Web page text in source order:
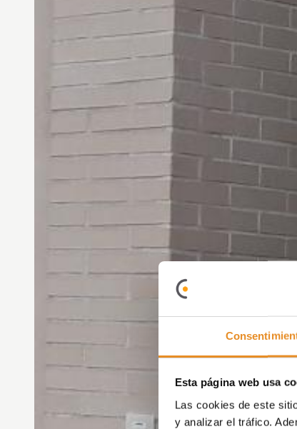
Esta página web usa
Las cookies de este
y analizar el tráfico.